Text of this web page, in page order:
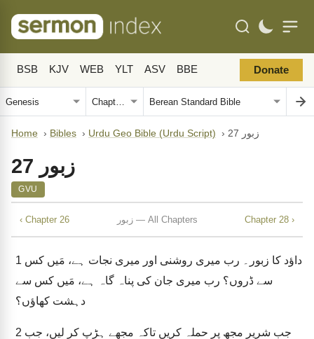
BSB KJV WEB YLT ASV BBE Donate
Home › Bibles › Urdu Geo Bible (Urdu Script) › زبور 27
زبور 27
GVU
‹ Chapter 26 زبور — All Chapters Chapter 28 ›
1
سے ڈروں؟ رب میری جان کی پناہ گاہ ہے، مَیں کس سے
دہشت کھاؤں؟
2